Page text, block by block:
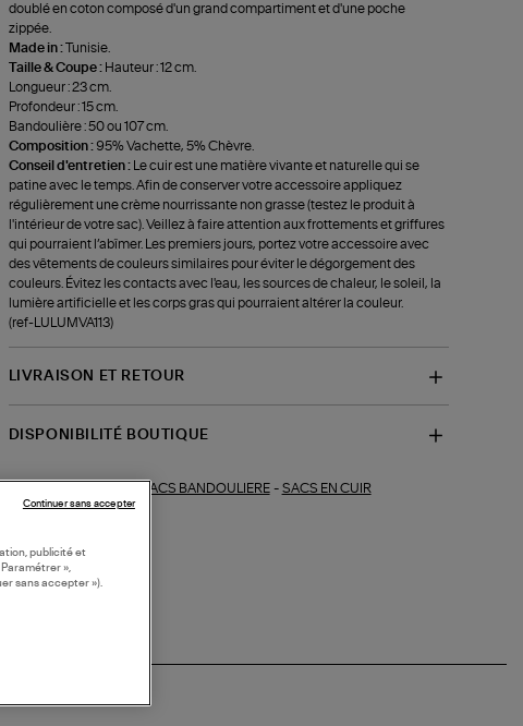
doublé en coton composé d'un grand compartiment et d'une poche
zippée.
Made in :Tunisie.
Taille & Coupe : Hauteur : 12 cm.
Longueur : 23 cm.
Profondeur : 15 cm.
Bandoulière : 50 ou 107 cm.
Composition : 95% Vachette, 5% Chèvre.
Conseil d'entretien :
Le cuir est une matière vivante et naturelle qui se
patine avec le temps. Afin de conserver votre accessoire appliquez
régulièrement une crème nourrissante non grasse (testez le produit à
l'intérieur de votre sac). Veillez à faire attention aux frottements et griffures
qui pourraient l’abîmer. Les premiers jours, portez votre accessoire avec
des vêtements de couleurs similaires pour éviter le dégorgement des
couleurs. Évitez les contacts avec l'eau, les sources de chaleur, le soleil, la
lumière artificielle et les corps gras qui pourraient altérer la couleur.
(ref-LULUMVA113)
LIVRAISON ET RETOUR
DISPONIBILITÉ BOUTIQUE
SACS BANDOULIERE- SACS EN CUIR
publicité et
»,
sans accepter »).
Continuer sans accepter